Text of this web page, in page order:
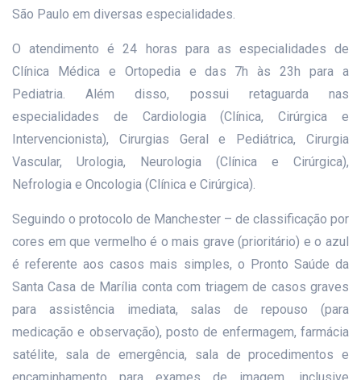
São Paulo em diversas especialidades.
O atendimento é 24 horas para as especialidades de
Clínica Médica e Ortopedia e das 7h às 23h para a
Pediatria. Além disso, possui retaguarda nas
especialidades de Cardiologia (Clínica, Cirúrgica e
Intervencionista), Cirurgias Geral e Pediátrica, Cirurgia
Vascular, Urologia, Neurologia (Clínica e Cirúrgica),
Nefrologia e Oncologia (Clínica e Cirúrgica).
Seguindo o protocolo de Manchester – de classificação por
cores em que vermelho é o mais grave (prioritário) e o azul
é referente aos casos mais simples, o Pronto Saúde da
Santa Casa de Marília conta com triagem de casos graves
para assistência imediata, salas de repouso (para
medicação e observação), posto de enfermagem, farmácia
satélite, sala de emergência, sala de procedimentos e
encaminhamento para exames de imagem, inclusive